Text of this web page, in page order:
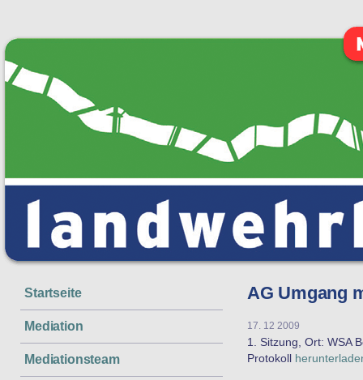
Startseite
Mediation
Mediationsteam
AG Umgang
17. 12 2009
1. Sitzung, Ort: WSA
Protokoll